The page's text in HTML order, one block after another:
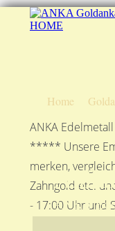
Home
ANKA
***** Unsere
merken,
Zahngold etc.
- 17:00 Uhr und
ANKA